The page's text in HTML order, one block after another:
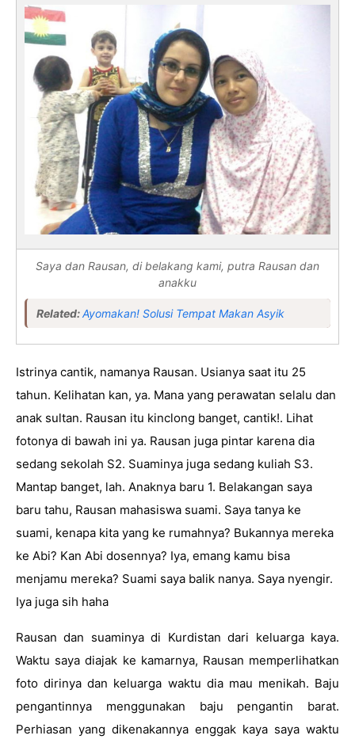
Saya dan Rausan, di belakang kami, putra Rausan dan
anakku
Related:Ayomakan! Solusi Tempat Makan Asyik
Istrinya cantik, namanya Rausan. Usianya saat itu 25
tahun. Kelihatan kan, ya. Mana yang perawatan selalu dan
anak sultan. Rausan itu kinclong banget, cantik!. Lihat
fotonya di bawah ini ya. Rausan juga pintar karena dia
sedang sekolah S2. Suaminya juga sedang kuliah S3.
Mantap banget, lah. Anaknya baru 1. Belakangan saya
baru tahu, Rausan mahasiswa suami. Saya tanya ke
suami, kenapa kita yang ke rumahnya? Bukannya mereka
ke Abi? Kan Abi dosennya? Iya, emang kamu bisa
menjamu mereka? Suami saya balik nanya. Saya nyengir.
Iya juga sih haha
Rausan dan suaminya di Kurdistan dari keluarga kaya.
Waktu saya diajak ke kamarnya, Rausan memperlihatkan
foto dirinya dan keluarga waktu dia mau menikah. Baju
pengantinnya menggunakan baju pengantin barat.
Perhiasan yang dikenakannya enggak kaya saya waktu